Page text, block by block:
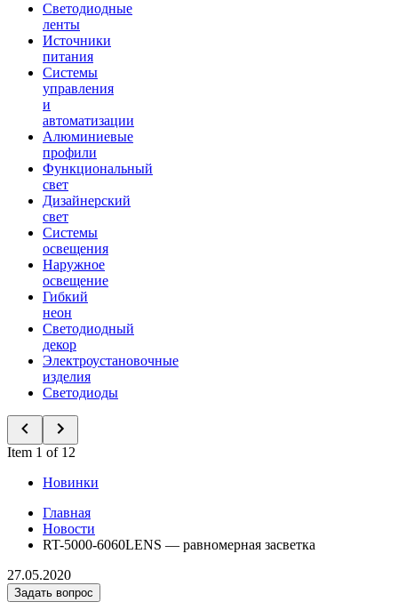
Светодиодные
ленты
Источники
питания
Системы
управления
и
автоматизации
Алюминиевые
профили
Функциональный
свет
Дизайнерский
свет
Системы
освещения
Наружное
освещение
Гибкий
неон
Светодиодный
декор
Электроустановочные
изделия
Светодиоды
Item 1 of 12
Новинки
Главная
Новости
RT-5000-6060LENS — равномерная засветка
27.05.2020
Задать вопрос